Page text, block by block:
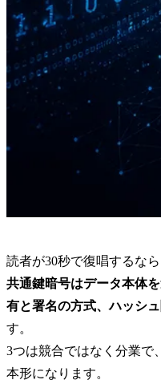
読者が30秒で復唱するな
共通鍵暗号はデータ本体
有と署名の方式、ハッシ
す。
3つは競合ではなく分業で
本形になります。